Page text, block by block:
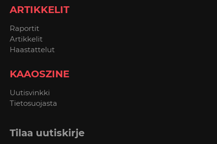
ARTIKKELIT
Raportit
Artikkelit
Haastattelut
KAAOSZINE
Uutisvinkki
Tietosuojasta
Tilaa uutiskirje